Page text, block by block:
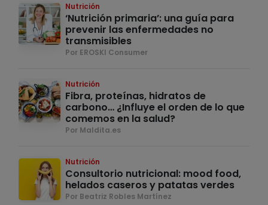
Nutrición
‘Nutrición primaria’: una guía para
prevenir las enfermedades no
transmisibles
Por EROSKI Consumer
Nutrición
Fibra, proteínas, hidratos de
carbono… ¿Influye el orden de lo que
comemos en la salud?
Por Maldita.es
Nutrición
Consultorio nutricional: mood food,
helados caseros y patatas verdes
Por Beatriz Robles Martínez